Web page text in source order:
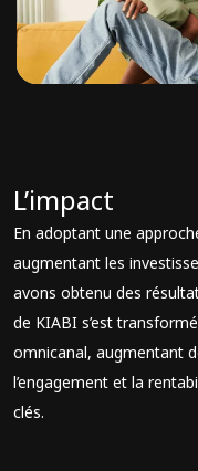
L’impact
En adoptant une
augmentant les
avons obtenu des
de KIABI s’est
omnicanal, augmentant
l’engagement et la
clés.